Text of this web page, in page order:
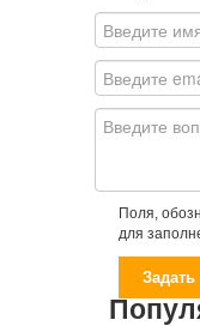
Поля,
для